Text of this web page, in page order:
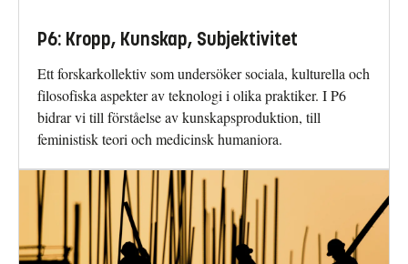
P6: Kropp, Kunskap, Subjektivitet
Ett forskarkollektiv som undersöker sociala, kulturella och
filosofiska aspekter av teknologi i olika praktiker. I P6
bidrar vi till förståelse av kunskapsproduktion, till
feministisk teori och medicinsk humaniora.